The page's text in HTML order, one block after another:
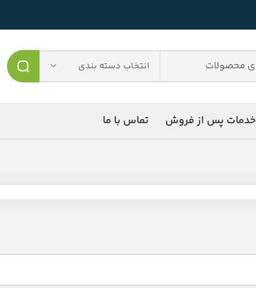
انتخاب دسته بندی
خدمات پس از فروش تماس با ما